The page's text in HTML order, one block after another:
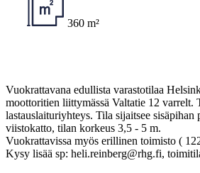
360 m²
Vuokrattavana edullista varastotilaa
moottoritien liittymässä Valtatie 12 varrelt.
lastauslaituriyhteys. Tila sijaitsee sisäpihan
viistokatto, tilan korkeus 3,5 - 5 m.
Vuokrattavissa myös erillinen toimisto (
Kysy lisää sp: heli.reinberg@rhg.fi,